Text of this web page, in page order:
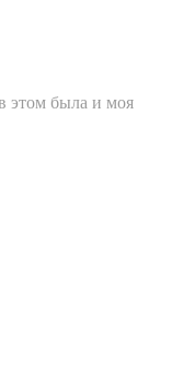
этом была и моя